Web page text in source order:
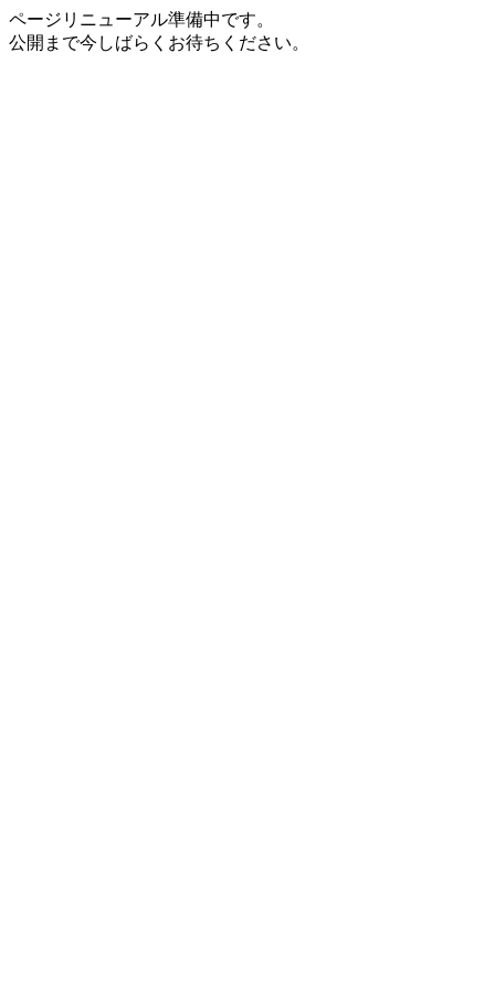
ページリニューアル準備中です。
公開まで今しばらくお待ちください。